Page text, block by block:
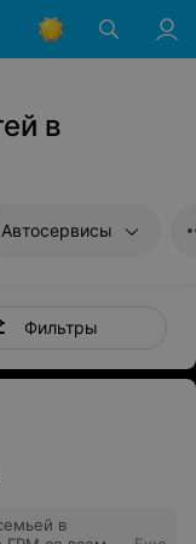
в
Автосервисы
Фильтры
в